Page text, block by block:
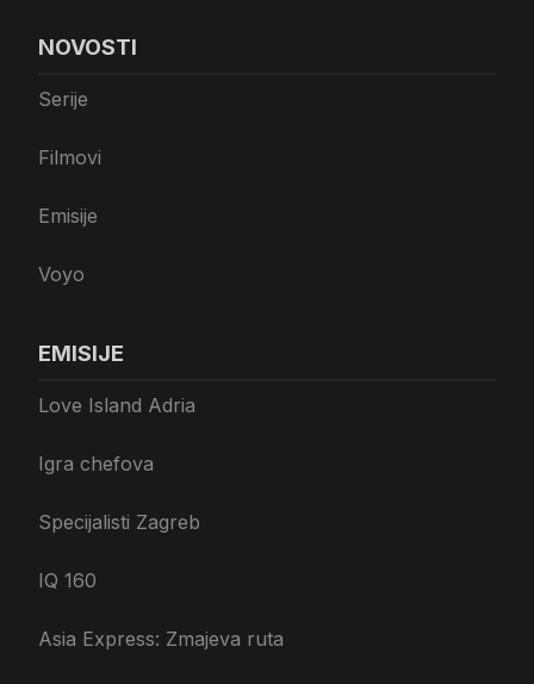
NOVOSTI
Serije
Filmovi
Emisije
Voyo
EMISIJE
Love Island Adria
Igra chefova
Specijalisti Zagreb
IQ 160
Asia Express: Zmajeva ruta